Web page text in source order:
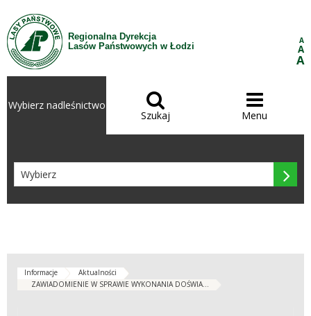
Przejdź do treści
Regionalna Dyrekcja
Lasów Państwowych w Łodzi
A
A
A
Wybierz nadleśnictwo 
Szukaj

Menu

Informacje
Aktualności
ZAWIADOMIENIE W SPRAWIE WYKONANIA DOŚWIA...